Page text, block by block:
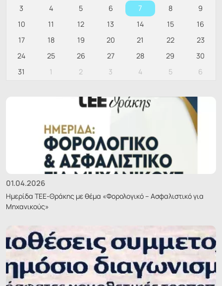
01.04.2026
Ημερίδα ΤΕΕ-Θράκης με θέμα «Φορολογικό – Ασφαλιστικό για
Μηχανικούς»
3
4 5 6 7 8
9
10
11 12 13 14 15
16
17
18 19 20 21 22
23
24
25 26 27 28 29
30
31
1 2 3 4 5 6